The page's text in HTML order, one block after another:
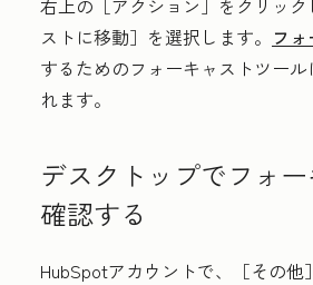
ストに移動］ を選択します。 フ
するためのフォーキャストツー
れます。
デスクトップでフォ
確認する
HubSpotアカウントで、
［その他